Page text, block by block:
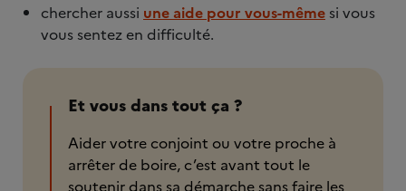
chercher aussi une aide pour vous-même si vous
vous sentez en difficulté.
Et vous dans tout ça ?
Aider votre conjoint ou votre proche à
arrêter de boire, c’est avant tout le
soutenir dans sa démarche sans faire les